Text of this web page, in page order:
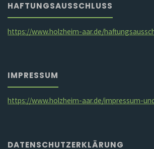
HAFTUNGSAUSSCHLUSS
https://www.holzheim-aar.de/
IMPRESSUM
https://www.holzheim-aar.de/impressum-
DATENSCHUTZERKLÄRUNG